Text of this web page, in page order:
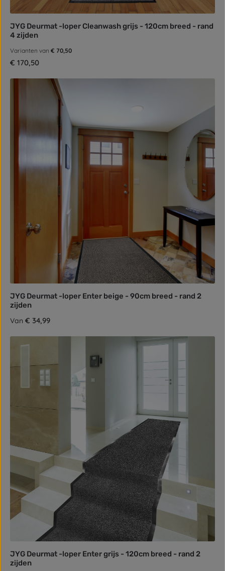
JYG Deurmat -loper Cleanwash grijs - 120cm breed - rand
4 zijden
Varianten van € 70,50
Normale prijs:
€ 170,50
JYG Deurmat -loper Enter beige - 90cm breed - rand 2
zijden
Normale prijs:
Van € 34,99
JYG Deurmat -loper Enter grijs - 120cm breed - rand 2
zijden